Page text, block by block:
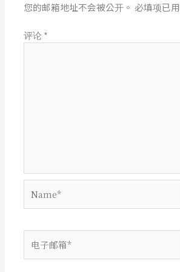
您的邮箱地址不会被公开。 必填项已用
评论 *
子